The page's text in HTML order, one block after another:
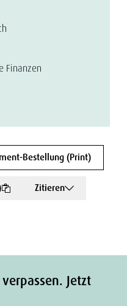
Finanzen
Bestellung (Print)
Zitieren
Jetzt